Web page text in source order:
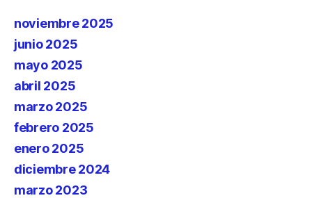
noviembre 2025
junio 2025
mayo 2025
abril 2025
marzo 2025
febrero 2025
enero 2025
diciembre 2024
marzo 2023